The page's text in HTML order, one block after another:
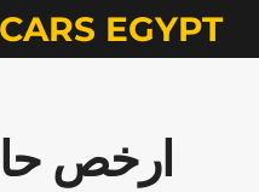
EGYPT
ارخص